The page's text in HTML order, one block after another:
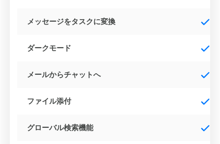
メッセージをタスクに変換
ダークモード
メールからチャットへ
ファイル添付
グローバル検索機能